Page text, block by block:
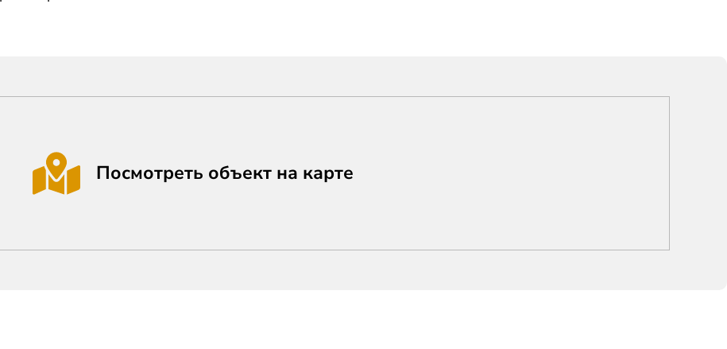
Посмотреть объект на карте